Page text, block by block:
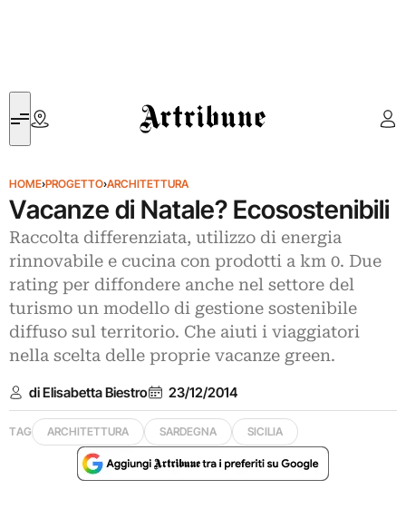
Artribune
HOME›PROGETTO›ARCHITETTURA
Vacanze di Natale? Ecosostenibili
Raccolta differenziata, utilizzo di energia
rinnovabile e cucina con prodotti a km 0. Due
rating per diffondere anche nel settore del
turismo un modello di gestione sostenibile
diffuso sul territorio. Che aiuti i viaggiatori
nella scelta delle proprie vacanze green.
di Elisabetta Biestro 23/12/2014
TAG ARCHITETTURA SARDEGNA SICILIA